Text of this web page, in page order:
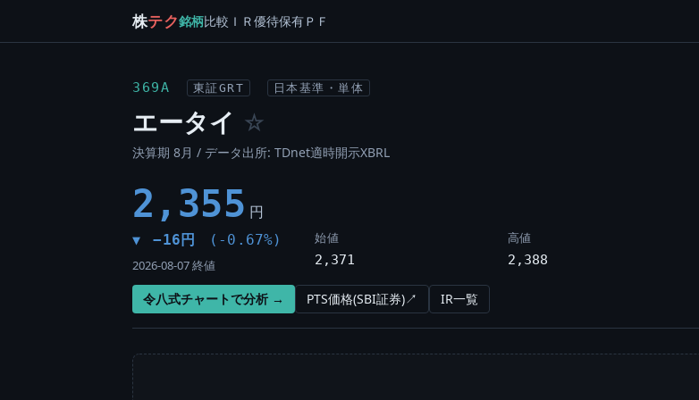
株テク銘柄比較 ＩＲ優待保有ＰＦ
369A 東証GRT 日本基準・単体
エータイ ☆
決算期 8月 / データ出所: TDnet適時開示XBRL
2,355 円
▼ −16円 (-0.67%)
2026-08-07 終値
始値
2,371
高値
2,388
令八式チャートで分析 → PTS価格(SBI証券)↗ IR一覧